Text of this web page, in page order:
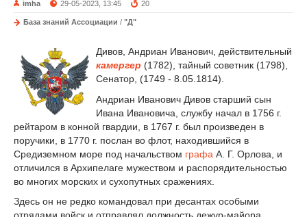
imha 29-05-2023, 13:45 20
База знаний Ассоциации / "Д"
Дивов, Андриан Иванович, действительный
камергер (1782), тайный советник (1798),
Сенатор, (1749 - 8.05.1814).
Андриан Иванович Дивов старший сын
Ивана Ивановича, службу начал в 1756 г.
рейтаром в конной гвардии, в 1767 г. был произведен в
поручики, в 1770 г. послан во флот, находившийся в
Средиземном море под начальством графа А. Г. Орлова, и
отличился в Архипелаге мужеством и распорядительностью
во многих морских и сухопутных сражениях.
Здесь он не редко командовал при десантах особыми